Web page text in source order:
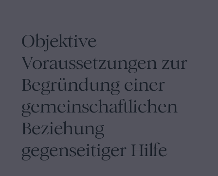
Objektive
Voraussetzungen zur
Begründung einer
gemeinschaftlichen
Beziehung
gegenseitiger Hilfe